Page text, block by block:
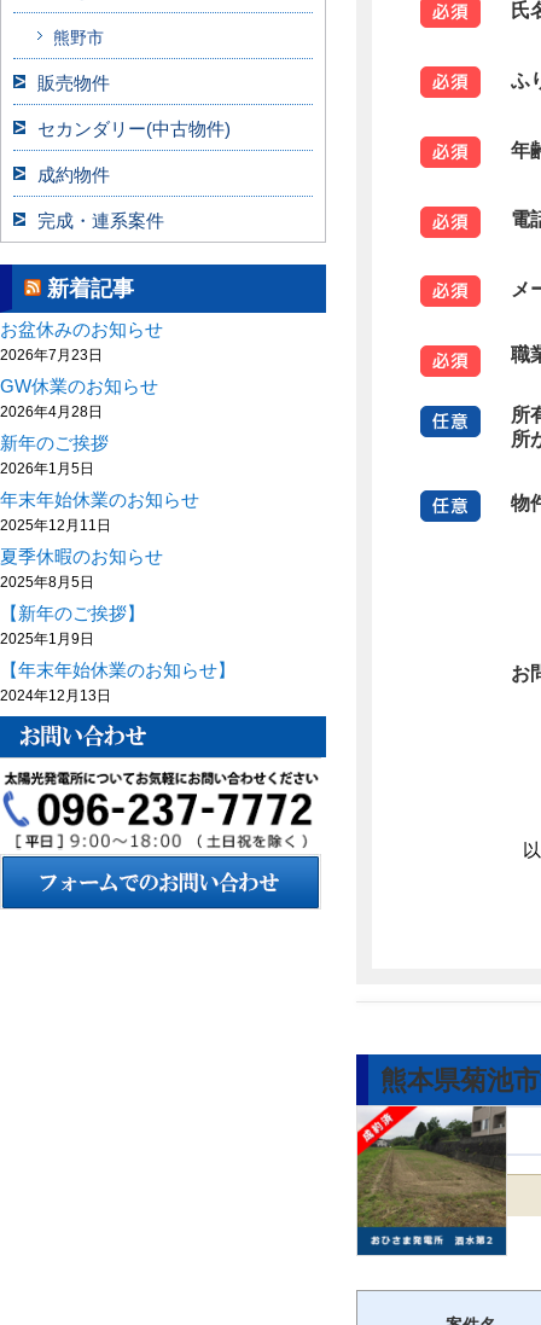
熊野市
販売物件
セカンダリー(中古物件)
成約物件
完成・連系案件
新着記事
お盆休みのお知らせ
2026年7月23日
GW休業のお知らせ
2026年4月28日
新年のご挨拶
2026年1月5日
年末年始休業のお知らせ
2025年12月11日
夏季休暇のお知らせ
2025年8月5日
【新年のご挨拶】
2025年1月9日
【年末年始休業のお知らせ】
2024年12月13日
氏
ふ
年
電
メ
職
所
所
物
お
熊本県菊池